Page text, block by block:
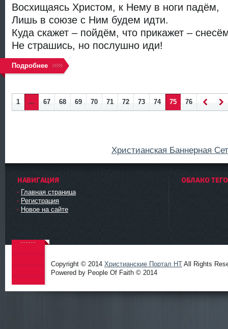
Восхищаясь Христом, к Нему в ноги падём,
Лишь в союзе с Ним будем идти.
Куда скажет – пойдём, что прикажет –
Не страшись, но послушно иди!
Подробнее
1 ... 67 68 69 70 71 72 73 74 75
76
Христианская Баннерная
НАВИГАЦИЯ
Главная страница
Регистрация
Новое на сайте
ОБЛАКО
Христиа
Copyright © 2014 Христианские Портал HT All Rights
Powered by People Of Faith © 2014